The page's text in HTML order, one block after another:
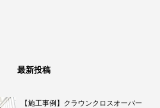
最新投稿
【施工事例】クラウンクロスオーバー